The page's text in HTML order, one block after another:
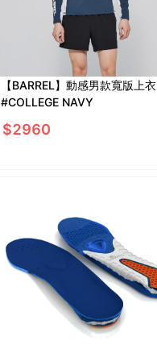
【BARREL】動感男款寬版上衣
#COLLEGE NAVY
$2960